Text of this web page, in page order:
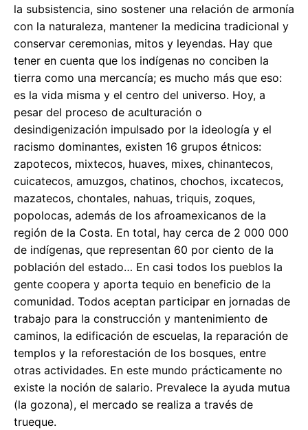
la subsistencia, sino sostener una relación de armonía
con la naturaleza, mantener la medicina tradicional y
conservar ceremonias, mitos y leyendas. Hay que
tener en cuenta que los indígenas no conciben la
tierra como una mercancía; es mucho más que eso:
es la vida misma y el centro del universo. Hoy, a
pesar del proceso de aculturación o
desindigenización impulsado por la ideología y el
racismo dominantes, existen 16 grupos étnicos:
zapotecos, mixtecos, huaves, mixes, chinantecos,
cuicatecos, amuzgos, chatinos, chochos, ixcatecos,
mazatecos, chontales, nahuas, triquis, zoques,
popolocas, además de los afroamexicanos de la
región de la Costa. En total, hay cerca de 2 000 000
de indígenas, que representan 60 por ciento de la
población del estado… En casi todos los pueblos la
gente coopera y aporta tequio en beneficio de la
comunidad. Todos aceptan participar en jornadas de
trabajo para la construcción y mantenimiento de
caminos, la edificación de escuelas, la reparación de
templos y la reforestación de los bosques, entre
otras actividades. En este mundo prácticamente no
existe la noción de salario. Prevalece la ayuda mutua
(la gozona), el mercado se realiza a través de
trueque.